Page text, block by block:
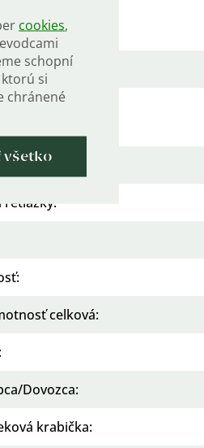
cookies,
schopní
si
chránené
všetko
:
:
:
retiazky:
:
celková:
:
Dovozca:
krabička: